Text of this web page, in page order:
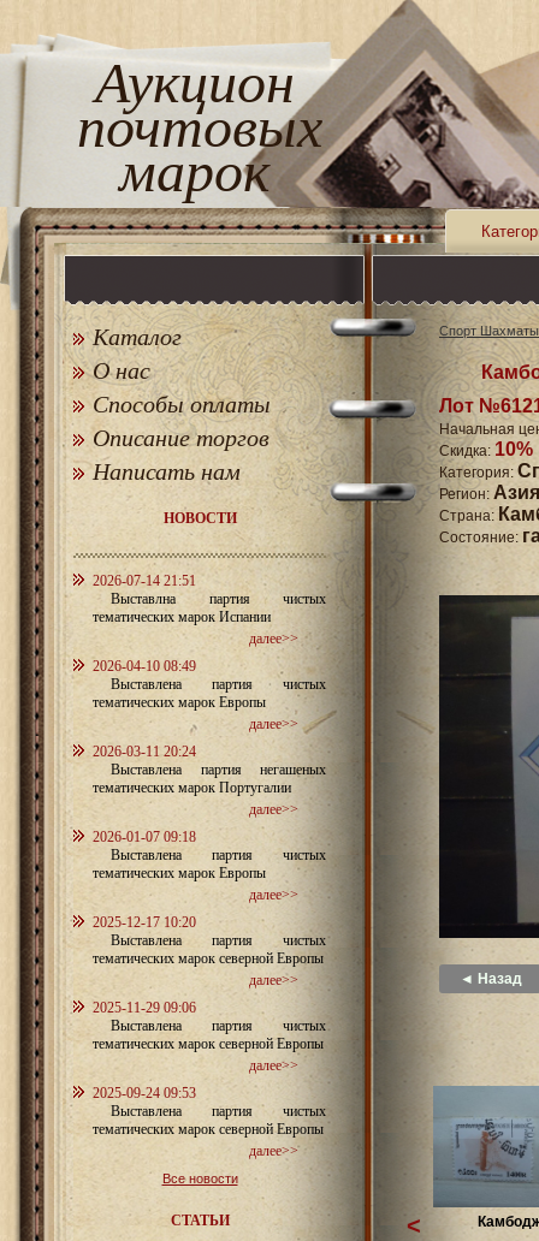
Аукцион
почтовых
марок
Каталог
О нас
Способы оплаты
Описание торгов
Написать нам
НОВОСТИ
2026-07-14 21:51
Выставлна партия чистых
тематических марок Испании
далее>>
2026-04-10 08:49
Выставлена партия чистых
тематических марок Европы
далее>>
2026-03-11 20:24
Выставлена партия негашеных
тематических марок Португалии
далее>>
2026-01-07 09:18
Выставлена партия чистых
тематических марок Европы
далее>>
2025-12-17 10:20
Выставлена партия чистых
тематических марок северной Европы
далее>>
2025-11-29 09:06
Выставлена партия чистых
тематических марок северной Европы
далее>>
2025-09-24 09:53
Выставлена партия чистых
тематических марок северной Европы
далее>>
Все новости
СТАТЬИ
Спорт Шахматы
Лот
Начальная
Скидка: 10%
Категория:
Регион: Азия
Страна:
Состояние:
◄ Назад
<